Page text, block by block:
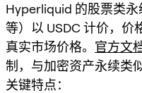
Hyperliquid 的股票类
等）以 USDC 计价，价
真实市场价格。 官方文
制，与加密资产永续类似
关键特点：